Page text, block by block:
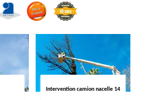
Intervention camion nacelle 14